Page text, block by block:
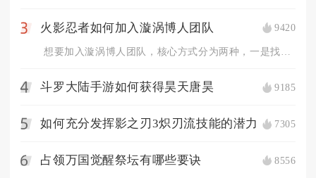
3 火影忍者如何加入漩涡博人团队 9420
想要加入漩涡博人团队，核心方式分为两种，一是找到玩家操控漩涡...
4 斗罗大陆手游如何获得昊天唐昊 9185
5 如何充分发挥影之刃3炽刃流技能的潜力 7305
6 占领万国觉醒祭坛有哪些要诀 8556